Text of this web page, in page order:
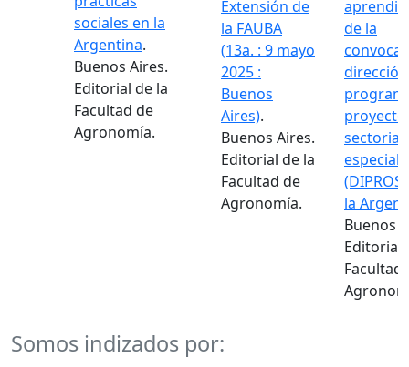
sociales en la
Argentina.
Buenos Aires.
Editorial de la
Facultad de
Agronomía.
Extensión de
la FAUBA
(13a. : 9 mayo
2025 :
Buenos
Aires).
Buenos Aires.
Editorial de la
Facultad de
Agronomía.
aprendidas
de la
dirección
proyectos
sectoriales
especiales
(DIPROSE)
la
Buenos
Editorial
Facultad de
Previous Next